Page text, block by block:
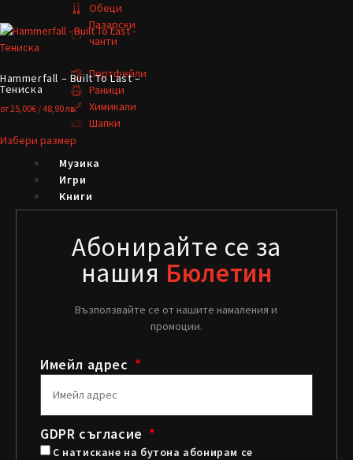
Обеци
Пазарски
чанти
Портфейли
Раници
Химикали
Шапки
Музика
Игри
Книги
За нас
Hammerfall – Built To Last –
Тениска
от25,00€ / 48,90 лв.
Избери размер
Абонирайте се за
нашия Бюлетин
Възползвайте се от нашите намаления и
промоции.
Имейл адрес
GDPR съгласие
С натискане на бутона абонирам се